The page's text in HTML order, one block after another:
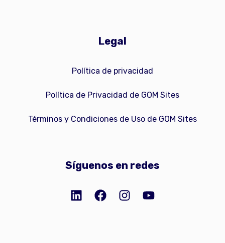
Legal
Política de privacidad
Política de Privacidad de GOM Sites
Términos y Condiciones de Uso de GOM Sites
Síguenos en redes